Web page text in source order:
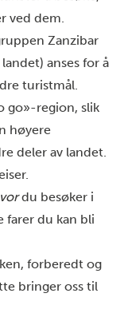
ved dem.
Zanzibar
anses for å
turistmål.
go»-region, slik
høyere
deler av landet.
du besøker i
farer du kan bli
forberedt og
bringer oss til